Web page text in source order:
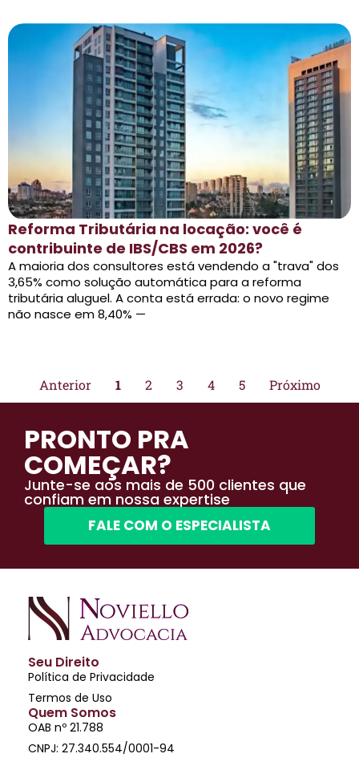
Reforma Tributária na locação: você é
contribuinte de IBS/CBS em 2026?
A maioria dos consultores está vendendo a "trava" dos
3,65% como solução automática para a reforma
tributária aluguel. A conta está errada: o novo regime
não nasce em 8,40% —
Anterior 1 2 3 4 5 Próximo
PRONTO PRA
COMEÇAR?
Junte-se aos mais de 500 clientes que
confiam em nossa expertise
FALE COM O ESPECIALISTA
Seu Direito
Política de Privacidade
Termos de Uso
Quem Somos
OAB nº 21.788
CNPJ: 27.340.554/0001-94